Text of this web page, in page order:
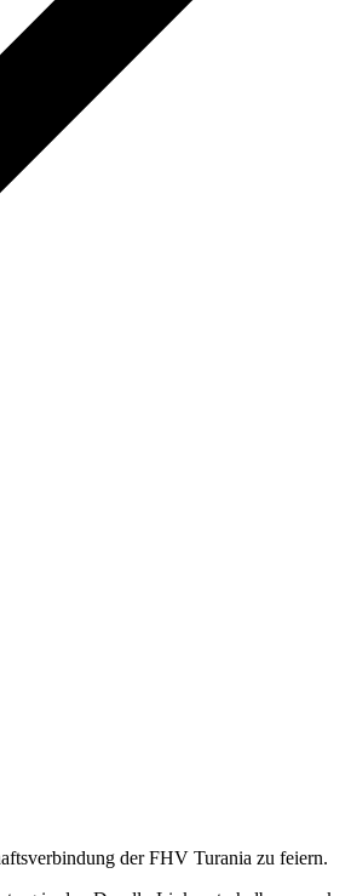
der FHV Turania zu feiern.